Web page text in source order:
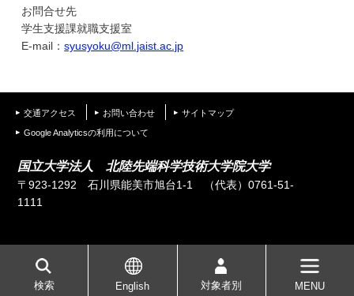
検索 English 対象者別 MENU
お問合せ先
学生支援課就職支援室
E-mail：syusyoku@ml.jaist.ac.jp
交通アクセス お問い合わせ サイトマップ
Google Analyticsの利用について
国立大学法人 北陸先端科学技術大学院大学
〒923-1292 石川県能美市旭台1-1
（代表）0761-51-
1111